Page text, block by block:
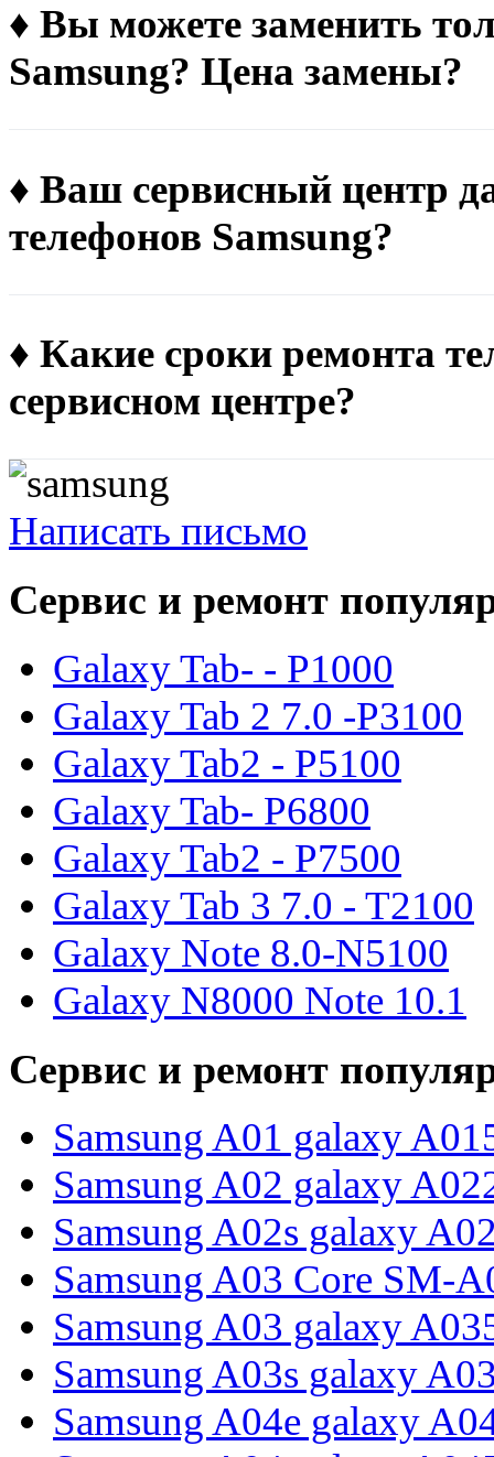
♦ Вы можете заменить
Samsung? Цена замены?
♦ Ваш сервисный центр
телефонов Samsung?
♦ Какие сроки ремонта
сервисном центре?
Написать письмо
Сервис и ремонт
Galaxy Tab- - P1000
Galaxy Tab 2 7.0 -P3100
Galaxy Tab2 - P5100
Galaxy Tab- P6800
Galaxy Tab2 - P7500
Galaxy Tab 3 7.0 - T2100
Galaxy Note 8.0-N5100
Galaxy N8000 Note 10.1
Сервис и ремонт
Samsung A01 galaxy
Samsung A02 galaxy
Samsung A02s galaxy
Samsung A03 Core SM-
Samsung A03 galaxy
Samsung A03s galaxy
Samsung A04e galaxy